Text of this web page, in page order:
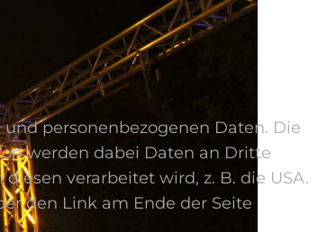
personenbezogenen Daten. Die
werden dabei Daten an Dritte
verarbeitet wird, z. B. die USA.
den Link am Ende der Seite